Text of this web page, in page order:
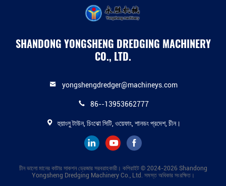
SHANDONG YONGSHENG DREDGING MACHINERY
CO., LTD.
yongshengdredger@machineys.com
86--13953662777
হুয়াংলু টাউন, চিংঝো সিটি, ওয়েফাং, শানডং প্রদেশ, চীন।
চীন ভালো মানের কাটার সাকশন ড্রেজার সরবরাহকারী। কপিরাইট © 2024-2026 Shandong
Yongsheng Dredging Machinery Co., Ltd. সমস্ত অধিকার সংরক্ষিত।